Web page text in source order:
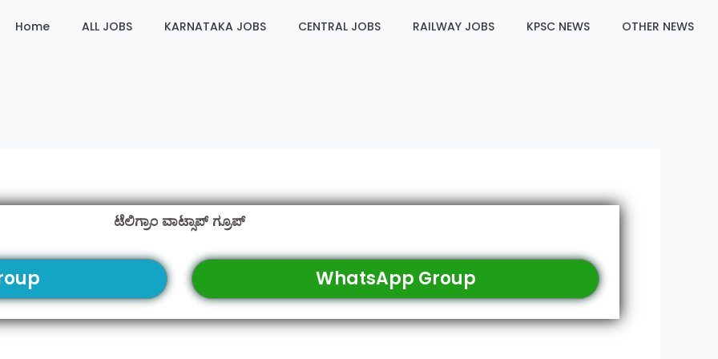
Home ALL JOBS KARNATAKA JOBS CENTRAL JOBS RAILWAY JOBS KPSC NEWS OTHER NEWS
ಟೆಲಿಗ್ರಾಂ ವಾಟ್ಸಾಪ್ ಗ್ರೂಪ್
WhatsApp Group